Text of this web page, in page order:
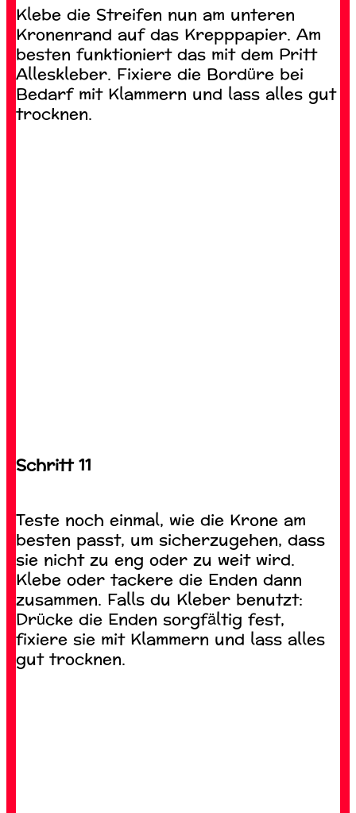
Klebe die Streifen nun am unteren
Kronenrand auf das Krepppapier. Am
besten funktioniert das mit dem Pritt
Alleskleber. Fixiere die Bordüre bei
Bedarf mit Klammern und lass alles gut
trocknen.
Schritt 11
Teste noch einmal, wie die Krone am
besten passt, um sicherzugehen, dass
sie nicht zu eng oder zu weit wird.
Klebe oder tackere die Enden dann
zusammen. Falls du Kleber benutzt:
Drücke die Enden sorgfältig fest,
fixiere sie mit Klammern und lass alles
gut trocknen.